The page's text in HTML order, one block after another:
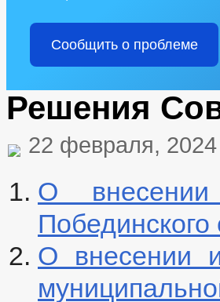
Сообщить о проблеме
Решения
22 февраля,
О
Побединского
О внесении